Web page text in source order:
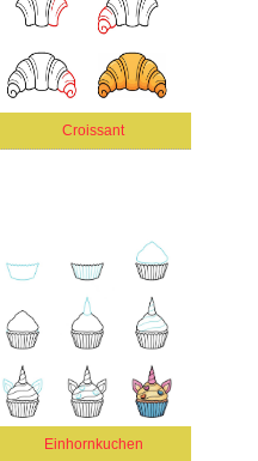
Croissant
Einhornkuchen